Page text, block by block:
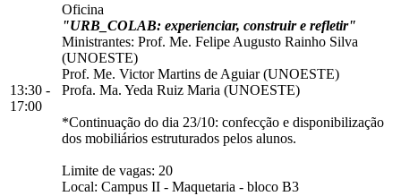
13:30 -
17:00
Oficina
"URB_COLAB: experienciar, construir e refletir"
Ministrantes: Prof. Me. Felipe Augusto Rainho Silva
(UNOESTE)
Prof. Me. Victor Martins de Aguiar (UNOESTE)
Profa. Ma. Yeda Ruiz Maria (UNOESTE)
*Continuação do dia 23/10: confecção e disponibilização
dos mobiliários estruturados pelos alunos.
Limite de vagas: 20
Local: Campus II - Maquetaria - bloco B3